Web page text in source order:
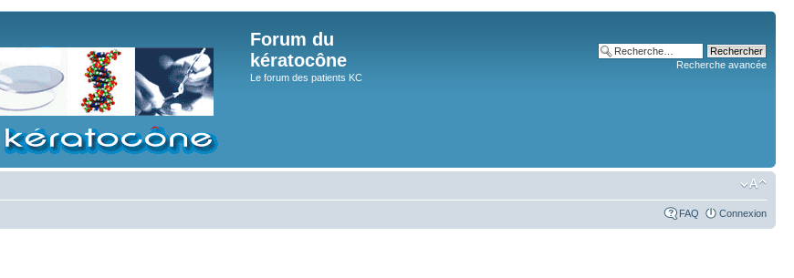
Forum du
kératocône
Le forum des patients KC
Recherche avancée
FAQ Connexion